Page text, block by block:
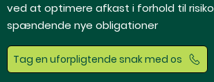
ved at optimere afkast i forhold til
spændende nye obligationer
Tag en uforpligtende snak med os